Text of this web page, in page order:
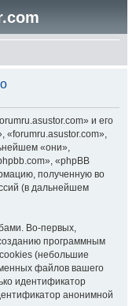
и его
«они»,
«phpBB
полученную во
(в дальнейшем
Во-первых,
программным
(небольшие
файлов вашего
идентификатор
анонимной